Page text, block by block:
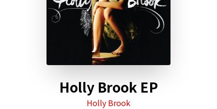
Holly Brook EP
Holly Brook